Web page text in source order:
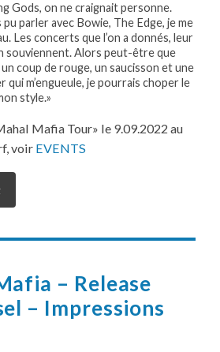
Gods, on ne craignait personne.
pu parler avec Bowie, The Edge, je me
Les concerts que l’on a donnés, leur
souviennent. Alors peut-être que
coup de rouge, un saucisson et une
qui m’engueule, je pourrais choper le
style.»
Mafia Tour» le 9.09.2022 au
voir EVENTS
– Release
– Impressions